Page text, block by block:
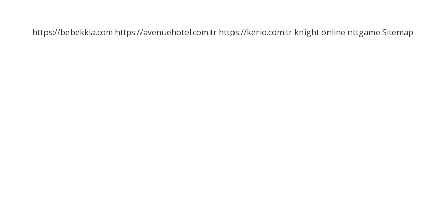
https://bebekkia.com https://avenuehotel.com.tr https://kerio.com.tr knight online nttgame Sitemap